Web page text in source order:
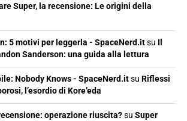
Super, la recensione: Le origini della
5 motivi per leggerla - SpaceNerd.itsu Il
Sanderson: una guida alla lettura
Nobody Knows - SpaceNerd.itsu Riflessi
l’esordio di Kore’eda
operazione riuscita?su Super